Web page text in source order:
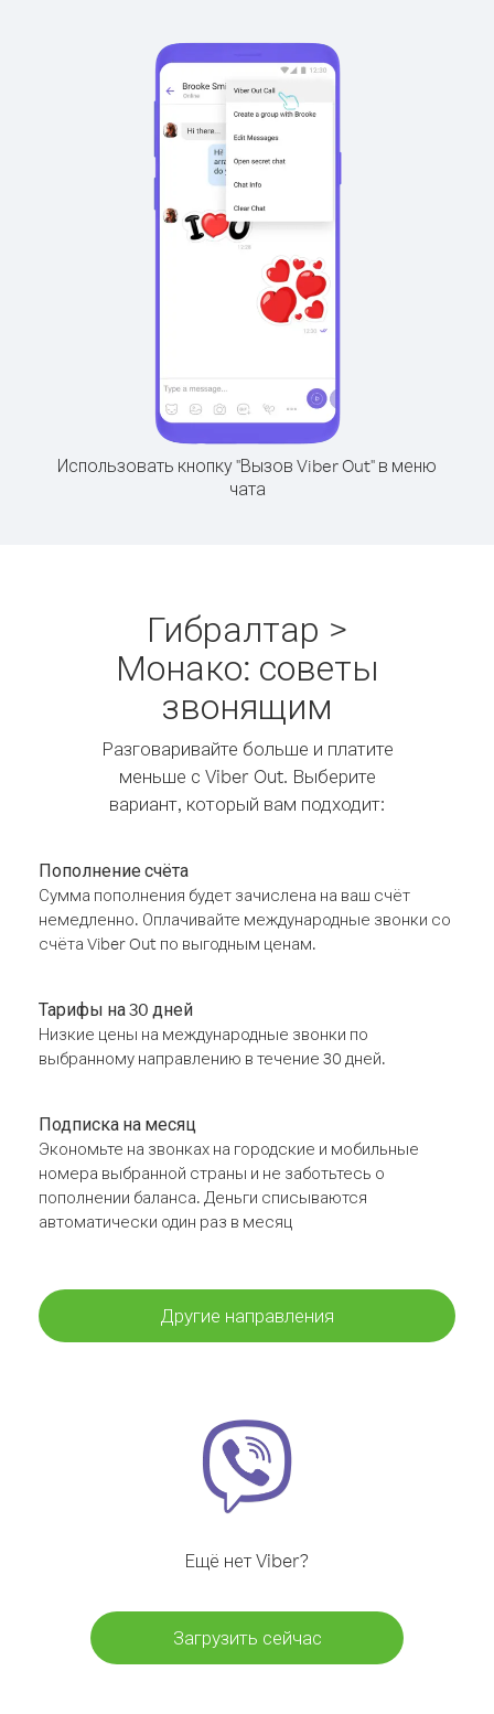
Использовать кнопку "Вызов Viber Out" в меню
чата
Гибралтар >
Монако: советы
звонящим
Разговаривайте больше и платите
меньше с Viber Out. Выберите
вариант, который вам подходит:
Пополнение счёта
Сумма пополнения будет зачислена на ваш счёт
немедленно. Оплачивайте международные звонки со
счёта Viber Out по выгодным ценам.
Тарифы на 30 дней
Низкие цены на международные звонки по
выбранному направлению в течение 30 дней.
Подписка на месяц
Экономьте на звонках на городские и мобильные
номера выбранной страны и не заботьтесь о
пополнении баланса. Деньги списываются
автоматически один раз в месяц
Другие направления
Ещё нет Viber?
Загрузить сейчас